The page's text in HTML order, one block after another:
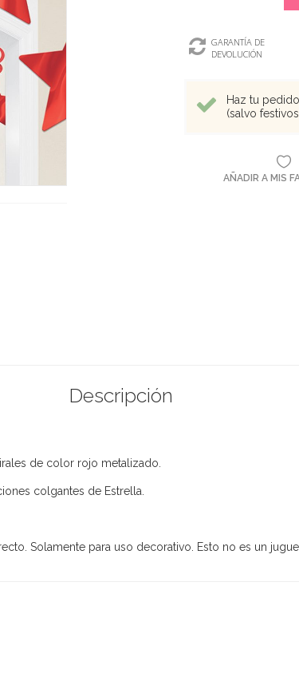
GARANTÍA DE
DEVOLUCIÓN
Haz tu
(salvo
AÑADIR A MIS
Descripción
de color rojo metalizado.
colgantes de Estrella.
Solamente para uso decorativo. Esto no es un